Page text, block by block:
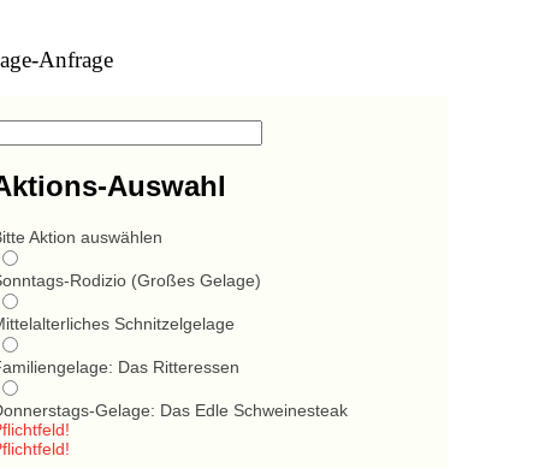
Anfrage
Auswahl
Aktion auswählen
Rodizio (Großes Gelage)
Schnitzelgelage
Das Ritteressen
Gelage: Das Edle Schweinesteak